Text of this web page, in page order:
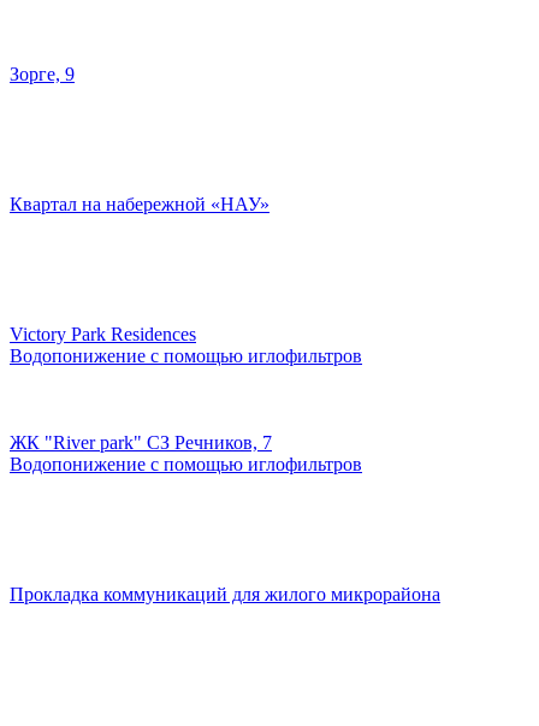
Зорге, 9
Квартал на набережной «НАУ»
Victory Park Residences
Водопонижение с помощью иглофильтров
ЖК "River park" СЗ Речников, 7
Водопонижение с помощью иглофильтров
Прокладка коммуникаций для жилого микрорайона